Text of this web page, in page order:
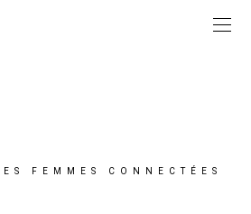
FEMMES CONNECTÉES